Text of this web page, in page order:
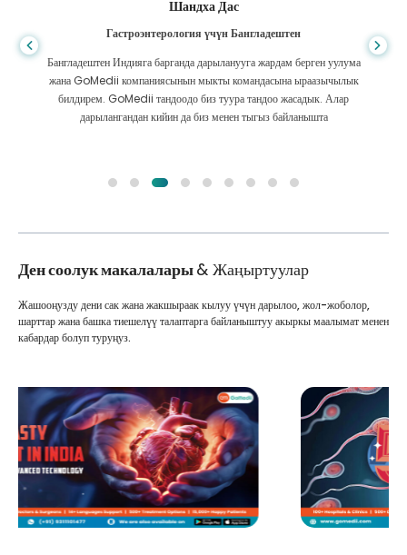
Шандха Дас
Гастроэнтерология үчүн Бангладештен
Бангладештен Индияга барганда дарыланууга жардам берген уулума
жана GoMedii компаниясынын мыкты командасына ыраазычылык
билдирем. GoMedii тандоодо биз туура тандоо жасадык. Алар
дарылангандан кийин да биз менен тыгыз байланышта
Ден соолук макалалары& Жаңыртуулар
Жашооңузду дени сак жана жакшыраак кылуу үчүн дарылоо, жол-жоболор,
шарттар жана башка тиешелүү талаптарга байланыштуу акыркы маалымат менен
кабардар болуп туруңуз.